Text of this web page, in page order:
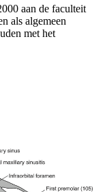
aan de faculteit
als algemeen
met het